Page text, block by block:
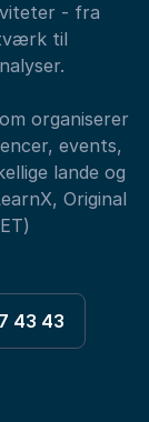
- fra
til
organiserer
events,
lande og
Original
43 43